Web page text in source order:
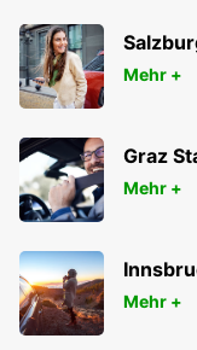
Mehr +
Graz
Mehr +
Mehr +